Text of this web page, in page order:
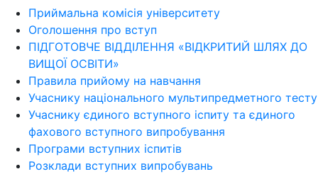
Приймальна комісія університету
Оголошення про вступ
ПІДГОТОВЧЕ ВІДДІЛЕННЯ «ВІДКРИТИЙ ШЛЯХ ДО
ВИЩОЇ ОСВІТИ»
Правила прийому на навчання
Учаснику національного мультипредметного тесту
Учаснику єдиного вступного іспиту та єдиного
фахового вступного випробування
Програми вступних іспитів
Розклади вступних випробувань